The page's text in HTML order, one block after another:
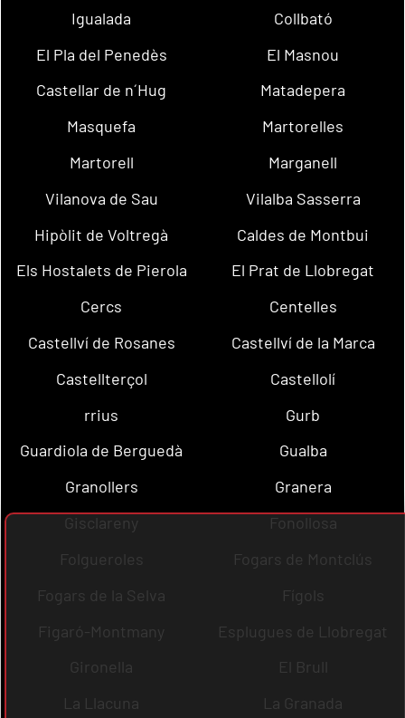
Igualada
Collbató
El Pla del Penedès
El Masnou
Castellar de n´Hug
Matadepera
Masquefa
Martorelles
Martorell
Marganell
Vilanova de Sau
Vilalba Sasserra
Hipòlit de Voltregà
Caldes de Montbui
Els Hostalets de Pierola
El Prat de Llobregat
Cercs
Centelles
Castellví de Rosanes
Castellví de la Marca
Castellterçol
Castellolí
rrius
Gurb
Guardiola de Berguedà
Gualba
Granollers
Granera
Gisclareny
Fonollosa
Folgueroles
Fogars de Montclús
Fogars de la Selva
Fígols
Figaró-Montmany
Esplugues de Llobregat
Gironella
El Brull
La Llacuna
La Granada